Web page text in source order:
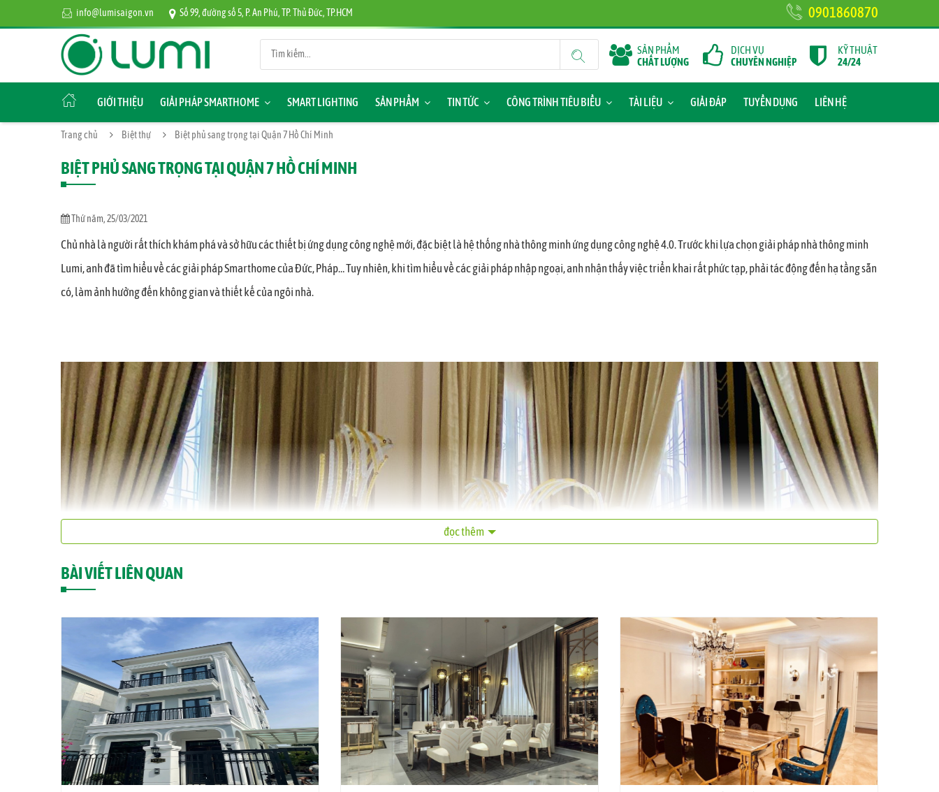
info@lumisaigon.vn Số 99, đường số 5, P. An Phú, TP. Thủ Đức, TP.HCM 0901860870
SẢN PHẨM
CHẤT LƯỢNG
DỊCH VỤ
CHUYÊN NGHIỆP
KỸ THUẬT
24/24
GIỚI THIỆU GIẢI PHÁP SMARTHOME SMART LIGHTING SẢN PHẨM TIN TỨC CÔNG TRÌNH TIÊU BIỂU TÀI LIỆU GIẢI ĐÁP TUYỂN DỤNG LIÊN HỆ
Trang chủ Biệt thự Biệt phủ sang trọng tại Quận 7 Hồ Chí Minh
BIỆT PHỦ SANG TRỌNG TẠI QUẬN 7 HỒ CHÍ MINH
Thứ năm, 25/03/2021
Chủ nhà là người rất thích khám phá và sở hữu các thiết bị ứng dụng công nghệ mới, đặc biệt là hệ thống nhà thông minh ứng dụng công nghệ 4.0. Trước khi lựa chọn giải pháp nhà thông minh
Lumi, anh đã tìm hiểu về các giải pháp Smarthome của Đức, Pháp… Tuy nhiên, khi tìm hiểu về các giải pháp nhập ngoại, anh nhận thấy việc triển khai rất phức tạp, phải tác động đến hạ tầng sẵn
có, làm ảnh hưởng đến không gian và thiết kế của ngôi nhà.
đọc thêm
BÀI VIẾT LIÊN QUAN